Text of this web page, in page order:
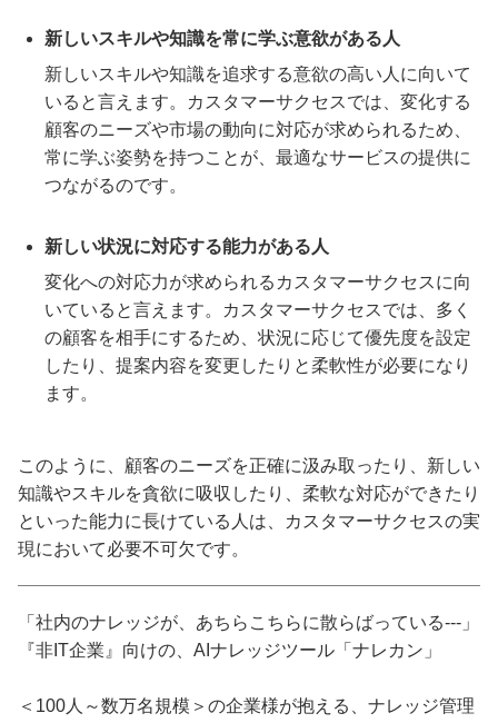
新しいスキルや知識を常に学ぶ意欲がある人
新しいスキルや知識を追求する意欲の高い人に向いて
いると言えます。カスタマーサクセスでは、変化する
顧客のニーズや市場の動向に対応が求められるため、
常に学ぶ姿勢を持つことが、最適なサービスの提供に
つながるのです。
新しい状況に対応する能力がある人
変化への対応力が求められるカスタマーサクセスに向
いていると言えます。カスタマーサクセスでは、多く
の顧客を相手にするため、状況に応じて優先度を設定
したり、提案内容を変更したりと柔軟性が必要になり
ます。
このように、顧客のニーズを正確に汲み取ったり、新しい
知識やスキルを貪欲に吸収したり、柔軟な対応ができたり
といった能力に長けている人は、カスタマーサクセスの実
現において必要不可欠です。
「社内のナレッジが、あちらこちらに散らばっている---」
『非IT企業』向けの、AIナレッジツール「ナレカン」
＜100人～数万名規模＞の企業様が抱える、ナレッジ管理